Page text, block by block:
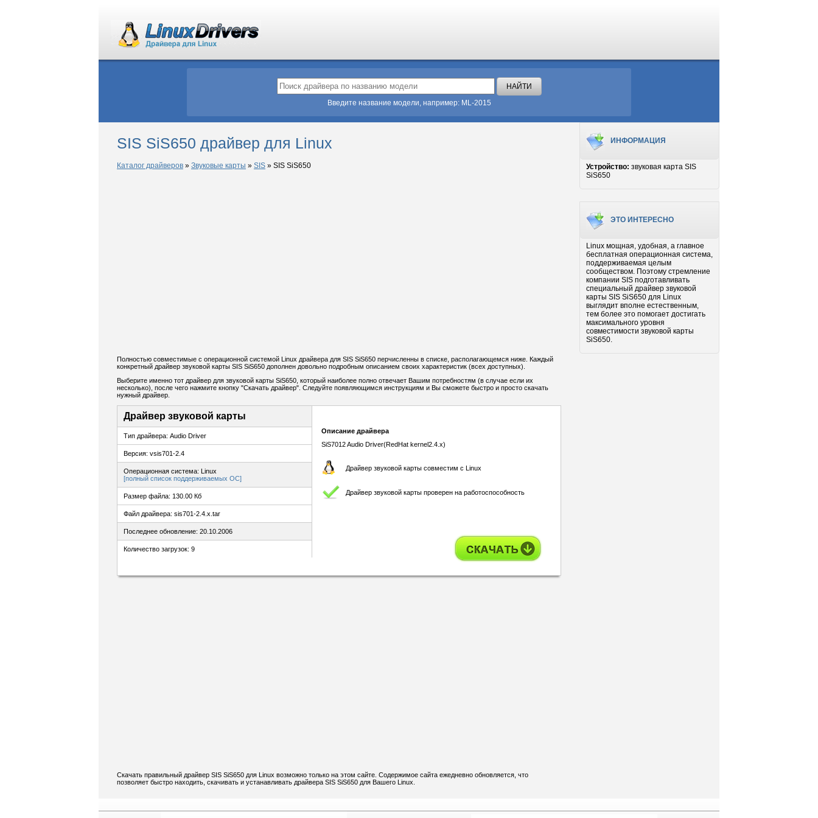
Введите название модели, например: ML-2015
SIS SiS650 драйвер для Linux
Каталог драйверов » Звуковые карты » SIS » SIS SiS650
Полностью совместимые с операционной системой Linux драйвера для SIS SiS650 перчисленны в списке, располагающемся ниже. Каждый
конкретный драйвер звуковой карты SIS SiS650 дополнен довольно подробным описанием своих характеристик (всех доступных).
Выберите именно тот драйвер для звуковой карты SiS650, который наиболее полно отвечает Вашим потребностям (в случае если их
несколько), после чего нажмите кнопку "Скачать драйвер". Следуйте появляющимся инструкциям и Вы сможете быстро и просто скачать
нужный драйвер.
Драйвер звуковой карты
Тип драйвера: Audio Driver
Версия: vsis701-2.4
Операционная система: Linux
[полный список поддерживаемых ОС]
Размер файла: 130.00 Кб
Файл драйвера: sis701-2.4.x.tar
Последнее обновление: 20.10.2006
Количество загрузок: 9
Описание драйвера
SiS7012 Audio Driver(RedHat kernel2.4.x)
Драйвер звуковой карты совместим с Linux
Драйвер звуковой карты проверен на работоспособность
Скачать правильный драйвер SIS SiS650 для Linux возможно только на этом сайте. Содержимое сайта ежедневно обновляется, что
позволяет быстро находить, скачивать и устанавливать драйвера SIS SiS650 для Вашего Linux.
ИНФОРМАЦИЯ
Устройство: звуковая карта SIS
SiS650
ЭТО ИНТЕРЕСНО
Linux мощная, удобная, а главное
бесплатная операционная система,
поддерживаемая целым
сообществом. Поэтому стремление
компании SIS подготавливать
специальный драйвер звуковой
карты SIS SiS650 для Linux
выглядит вполне естественным,
тем более это помогает достигать
максимального уровня
совместимости звуковой карты
SiS650.